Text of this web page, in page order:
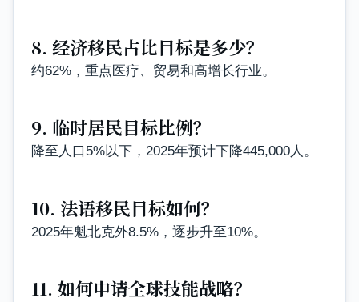
8. 经济移民占比目标是多少？
约62%，重点医疗、贸易和高增长行业。
9. 临时居民目标比例？
降至人口5%以下，2025年预计下降445,000人。
10. 法语移民目标如何？
2025年魁北克外8.5%，逐步升至10%。
11. 如何申请全球技能战略？